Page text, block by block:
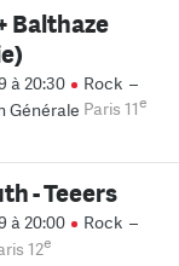
Balthaze
à 20:30 Rock –
Générale Paris 11e
- Teeers
à 20:00 Rock –
12e